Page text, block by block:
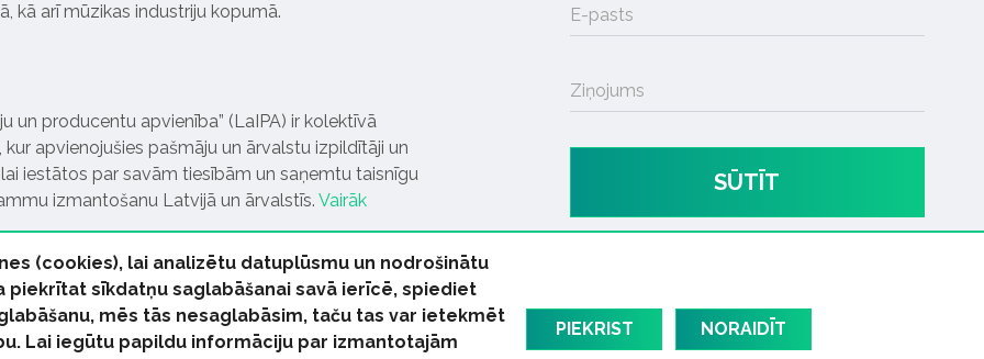
kā arī mūzikas industriju kopumā.
un producentu apvienība” (LaIPA) ir kolektīvā
apvienojušies pašmāju un ārvalstu izpildītāji un
iestātos par savām tiesībām un saņemtu taisnīgu
izmantošanu Latvijā un ārvalstīs. Vairāk
E-pasts
Ziņojums
SŪTĪT
(cookies), lai analizētu datuplūsmu un nodrošinātu
piekrītat sīkdatņu saglabāšanai savā ierīcē, spiediet
mēs tās nesaglabāsim, taču tas var ietekmēt
Lai iegūtu papildu informāciju par izmantotajām
PIEKRIST NORAIDĪT